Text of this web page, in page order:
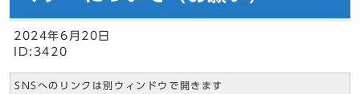
2024年6月20日
ID:3420
SNSへのリンクは別ウィンドウで開きます